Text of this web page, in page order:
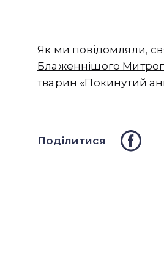
Як ми повідомляли,
Блаженнішого
тварин «Покинутий
Поділитися